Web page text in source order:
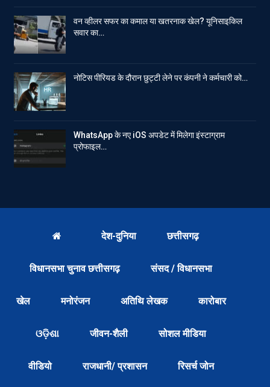
वन व्हीलर सफर का कमाल या खतरनाक खेल? यूनिसाइकिल
सवार का…
नोटिस पीरियड के दौरान छुट्टी लेने पर कंपनी ने कर्मचारी को…
WhatsApp के नए iOS अपडेट में मिलेगा इंस्टाग्राम
प्रोफाइल…
देश-दुनिया छत्तीसगढ़
विधानसभा चुनाव छत्तीसगढ़ संसद / विधानसभा
खेल मनोरंजन अतिथि लेखक कारोबार
ଓଡ଼ିଶା जीवन-शैली सोशल मीडिया
वीडियो राजधानी/ प्रशासन रिसर्च जोन